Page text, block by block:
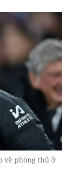
về phòng thủ ở